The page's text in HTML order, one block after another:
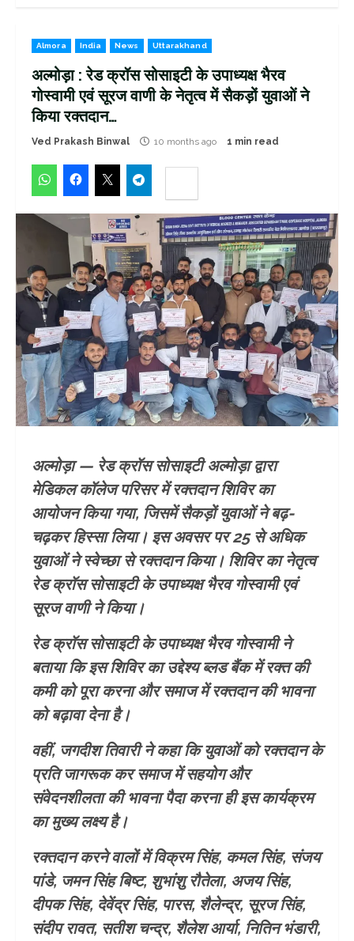
Almora India News Uttarakhand
अल्मोड़ा : रेड क्रॉस सोसाइटी के उपाध्यक्ष भैरव
गोस्वामी एवं सूरज वाणी के नेतृत्व में सैकड़ों युवाओं ने
किया रक्तदान…
Ved Prakash Binwal 10 months ago 1 min read
अल्मोड़ा — रेड क्रॉस सोसाइटी अल्मोड़ा द्वारा
मेडिकल कॉलेज परिसर में रक्तदान शिविर का
आयोजन किया गया, जिसमें सैकड़ों युवाओं ने बढ़-
चढ़कर हिस्सा लिया। इस अवसर पर 25 से अधिक
युवाओं ने स्वेच्छा से रक्तदान किया। शिविर का नेतृत्व
रेड क्रॉस सोसाइटी के उपाध्यक्ष भैरव गोस्वामी एवं
सूरज वाणी ने किया।
रेड क्रॉस सोसाइटी के उपाध्यक्ष भैरव गोस्वामी ने
बताया कि इस शिविर का उद्देश्य ब्लड बैंक में रक्त की
कमी को पूरा करना और समाज में रक्तदान की भावना
को बढ़ावा देना है।
वहीं, जगदीश तिवारी ने कहा कि युवाओं को रक्तदान के
प्रति जागरूक कर समाज में सहयोग और
संवेदनशीलता की भावना पैदा करना ही इस कार्यक्रम
का मुख्य लक्ष्य है।
रक्तदान करने वालों में विक्रम सिंह, कमल सिंह, संजय
पांडे, जमन सिंह बिष्ट, शुभांशु रौतेला, अजय सिंह,
दीपक सिंह, देवेंद्र सिंह, पारस, शैलेन्द्र, सूरज सिंह,
संदीप रावत, सतीश चन्द्र, शैलेश आर्या, नितिन भंडारी,